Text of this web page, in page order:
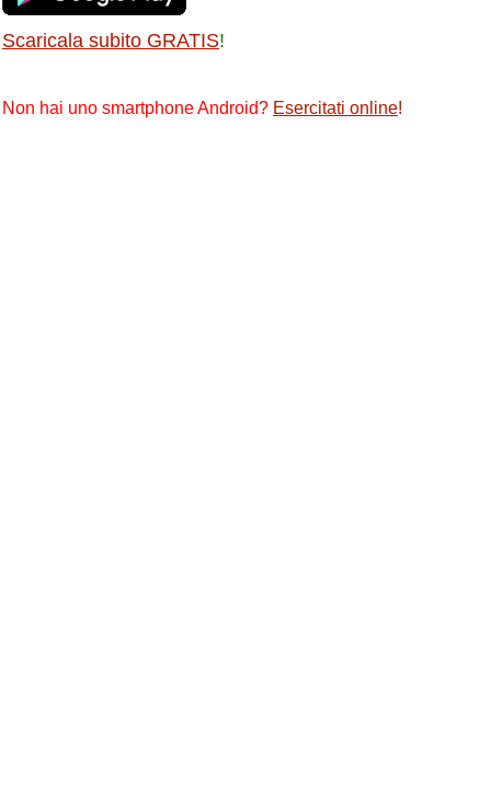
Scaricala subito GRATIS!
Non hai uno smartphone Android? Esercitati online!